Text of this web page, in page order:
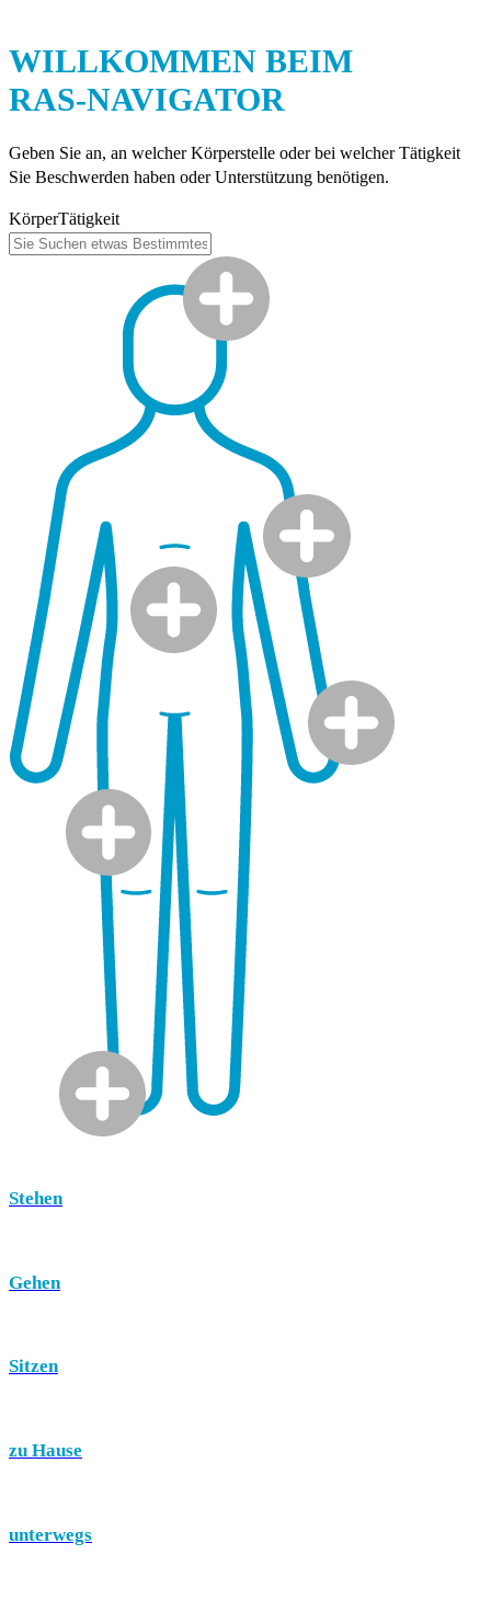
WILLKOMMEN BEIM
RAS-NAVIGATOR
Geben Sie an, an welcher Körperstelle oder bei welcher Tätigkeit
Sie Beschwerden haben oder Unterstützung benötigen.
KörperTätigkeit
Stehen
Gehen
Sitzen
zu Hause
unterwegs